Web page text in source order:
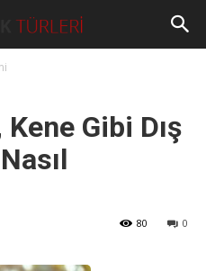
Gibi Dış
0
80